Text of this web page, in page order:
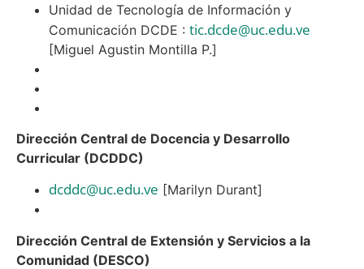
Unidad de Tecnología de Información y
Comunicación DCDE : tic.dcde@uc.edu.ve
[Miguel Agustin Montilla P.]
Dirección Central de Docencia y Desarrollo
Curricular (DCDDC)
dcddc@uc.edu.ve [Marilyn Durant]
Dirección Central de Extensión y Servicios a la
Comunidad (DESCO)